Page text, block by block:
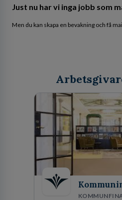
Just nu har vi inga jobb som
Men du kan skapa en bevakning och få